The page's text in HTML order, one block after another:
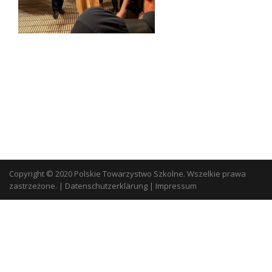
Copyright © 2020 Polskie Towarzystwo Szkolne. Wszelkie prawa
zastrzeżone. | Datenschutzerklärung | Impressum